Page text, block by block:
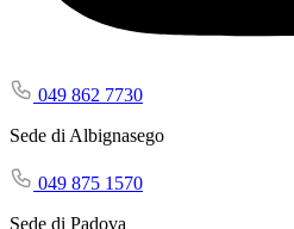
049 862 7730
Sede di Albignasego
049 875 1570
Sede di Padova